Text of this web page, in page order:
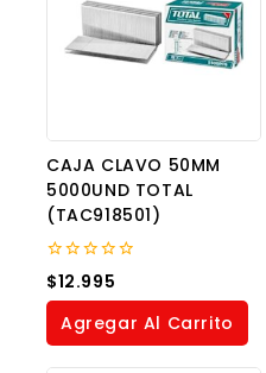
CAJA CLAVO 50MM
5000UND TOTAL
(TAC918501)
0
out
of
$12.995
Agregar Al Carrito